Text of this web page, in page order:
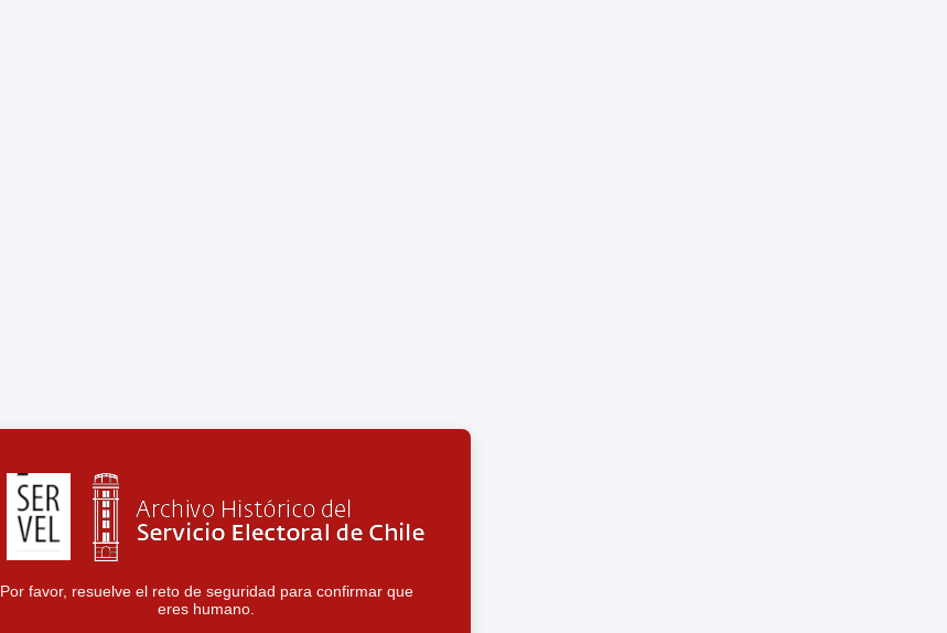
Por favor, resuelve el reto de seguridad para confirmar que
eres humano.